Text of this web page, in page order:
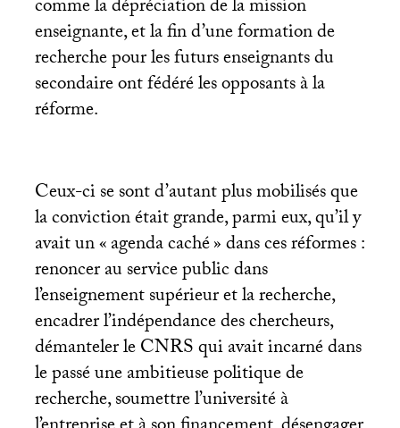
comme la dépréciation de la mission
enseignante, et la fin d’une formation de
recherche pour les futurs enseignants du
secondaire ont fédéré les opposants à la
réforme.
Ceux-ci se sont d’autant plus mobilisés que
la conviction était grande, parmi eux, qu’il y
avait un «agenda caché» dans ces réformes :
renoncer au service public dans
l’enseignement supérieur et la recherche,
encadrer l’indépendance des chercheurs,
démanteler leCNRSqui avait incarné dans
le passé une ambitieuse politique de
recherche, soumettre l’université à